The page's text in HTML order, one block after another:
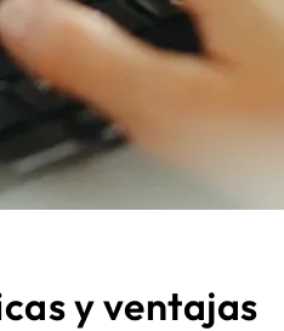
y ventajas